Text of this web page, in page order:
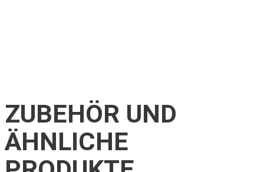
ZUBEHÖR UND
ÄHNLICHE